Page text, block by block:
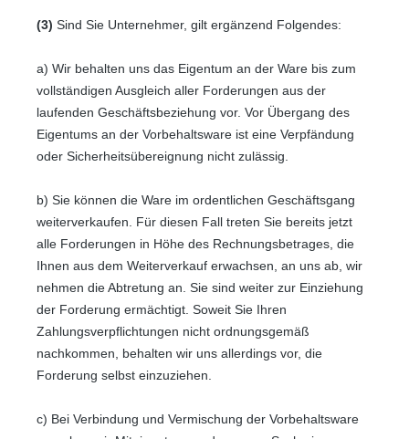
(3) Sind Sie Unternehmer, gilt ergänzend Folgendes:
a) Wir behalten uns das Eigentum an der Ware bis zum
vollständigen Ausgleich aller Forderungen aus der
laufenden Geschäftsbeziehung vor. Vor Übergang des
Eigentums an der Vorbehaltsware ist eine Verpfändung
oder Sicherheitsübereignung nicht zulässig.
b) Sie können die Ware im ordentlichen Geschäftsgang
weiterverkaufen. Für diesen Fall treten Sie bereits jetzt
alle Forderungen in Höhe des Rechnungsbetrages, die
Ihnen aus dem Weiterverkauf erwachsen, an uns ab, wir
nehmen die Abtretung an. Sie sind weiter zur Einziehung
der Forderung ermächtigt. Soweit Sie Ihren
Zahlungsverpflichtungen nicht ordnungsgemäß
nachkommen, behalten wir uns allerdings vor, die
Forderung selbst einzuziehen.
c) Bei Verbindung und Vermischung der Vorbehaltsware